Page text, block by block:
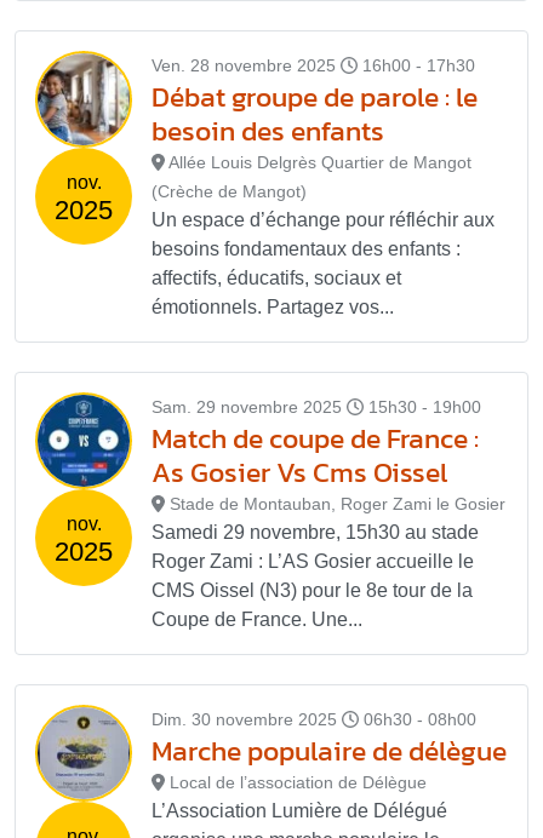
nov.
2025
Ven. 28 novembre 2025 16h00 - 17h30
Débat groupe de parole : le
besoin des enfants
Allée Louis Delgrès Quartier de Mangot
(Crèche de Mangot)
Un espace d’échange pour réfléchir aux
besoins fondamentaux des enfants :
affectifs, éducatifs, sociaux et
émotionnels. Partagez vos...
nov.
2025
Sam. 29 novembre 2025 15h30 - 19h00
Match de coupe de France :
As Gosier Vs Cms Oissel
Stade de Montauban, Roger Zami le Gosier
Samedi 29 novembre, 15h30 au stade
Roger Zami : L’AS Gosier accueille le
CMS Oissel (N3) pour le 8e tour de la
Coupe de France. Une...
Dim. 30 novembre 2025 06h30 - 08h00
Marche populaire de délègue
Local de l’association de Délègue
L’Association Lumière de Délégué